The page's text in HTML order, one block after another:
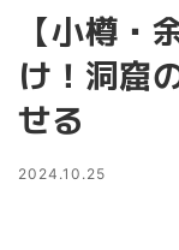
【小樽・
け！洞窟
せる
2024.10.25